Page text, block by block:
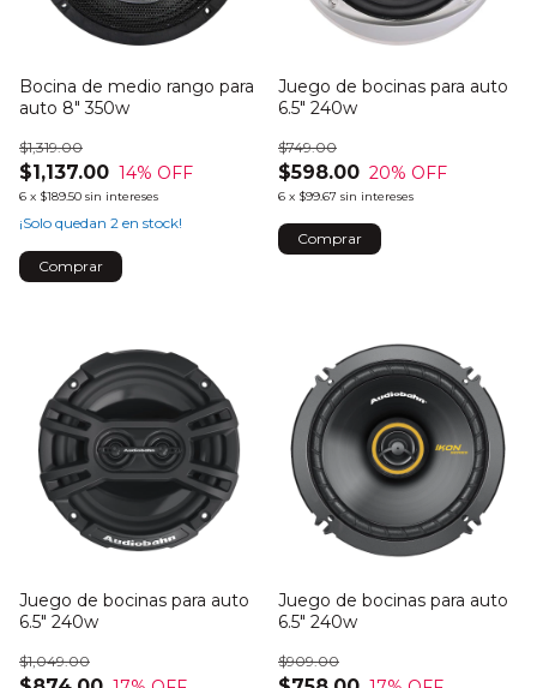
Bocina de medio rango para
auto 8" 350w
$1,137.00
$1,319.00
14% OFF
6 x $189.50 sin intereses
¡Solo quedan 2 en stock!
Juego de bocinas para auto
6.5" 240w
$598.00
$749.00
20% OFF
6 x $99.67 sin intereses
Juego de bocinas para auto
6.5" 240w
$1,049.00
Juego de bocinas para auto
6.5" 240w
$909.00